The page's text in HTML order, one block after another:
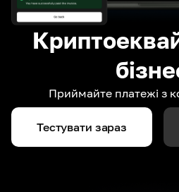
Приймайте платежі з
Тестувати зараз